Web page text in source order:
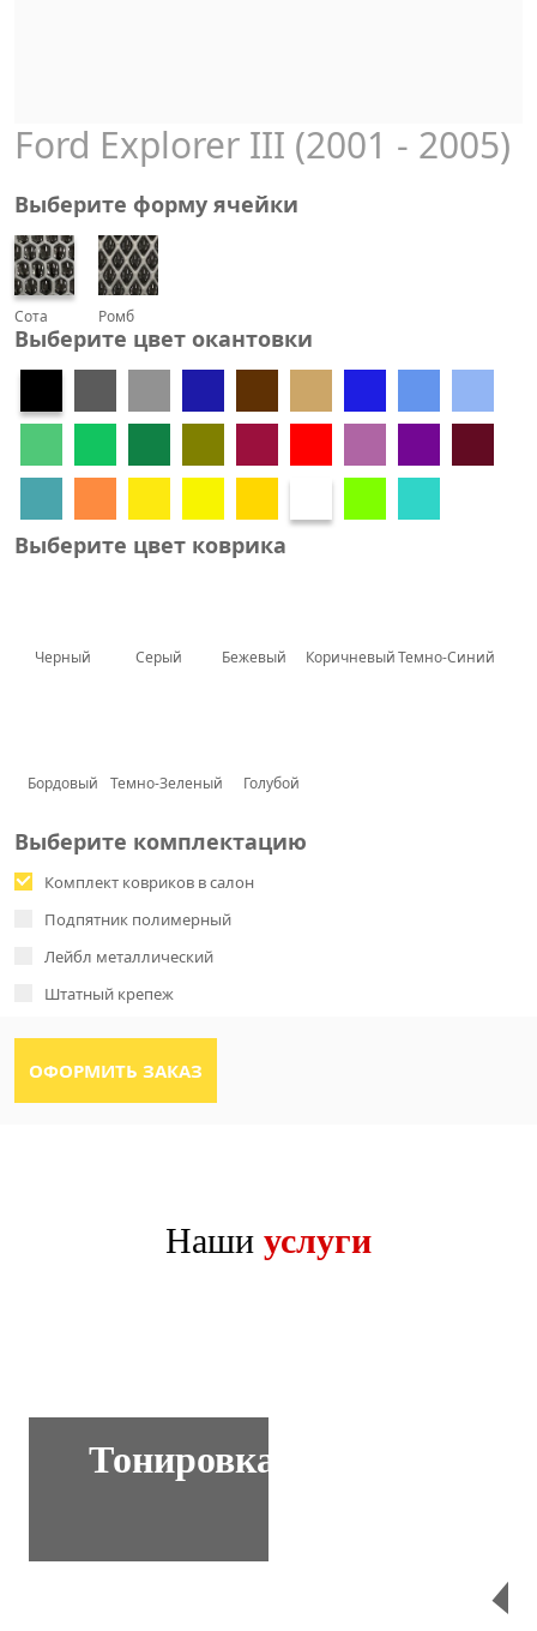
Ford Explorer III (2001 - 2005)
Выберите форму ячейки
Сота Ромб
Выберите цвет окантовки
Выберите цвет коврика
Черный Серый Бежевый КоричневыйТемно-Синий
Бордовый Темно-Зеленый Голубой
Выберите комплектацию
Комплект ковриков в салон
Подпятник полимерный
Лейбл металлический
Штатный крепеж
Наши услуги
Тонировка